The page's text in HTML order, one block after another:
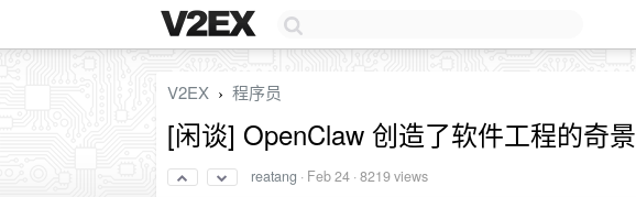
V2EX › 程序员
[闲谈] OpenClaw 创造了软件工程的奇景
reatang · Feb 24 · 8219 views